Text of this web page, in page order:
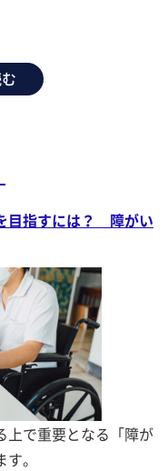
目指すには？ 障がい
上で重要となる「障が
。